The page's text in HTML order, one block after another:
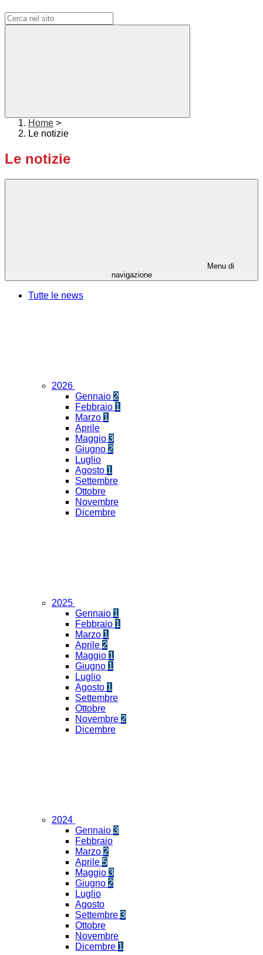
Home >
Le notizie
Le notizie
Menu di
navigazione
Tutte le news
2026
Gennaio 2
Febbraio 1
Marzo 1
Aprile
Maggio 3
Giugno 2
Luglio
Agosto 1
Settembre
Ottobre
Novembre
Dicembre
2025
Gennaio 1
Febbraio 1
Marzo 1
Aprile 2
Maggio 1
Giugno 1
Luglio
Agosto 1
Settembre
Ottobre
Novembre 2
Dicembre
2024
Gennaio 3
Febbraio
Marzo 2
Aprile 5
Maggio 3
Giugno 2
Luglio
Agosto
Settembre 3
Ottobre
Novembre
Dicembre 1